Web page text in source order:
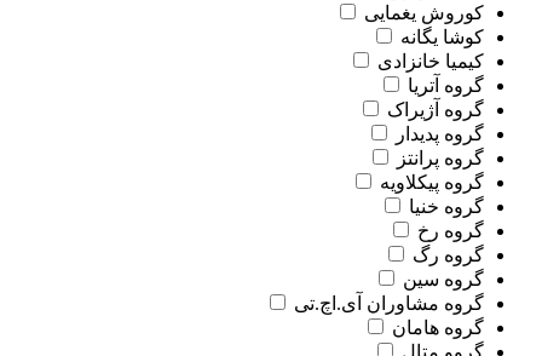
کوروش یغمایی
کوشا یگانه
کیمیا خانزادی
گروه آتریا
گروه آژیراک
گروه پدیدار
گروه پرانتز
گروه پیکلاویه
گروه خنیا
گروه رخ
گروه رگ
گروه سین
گروه مشاوران آی.اچ.تی
گروه هامان
گروو متال